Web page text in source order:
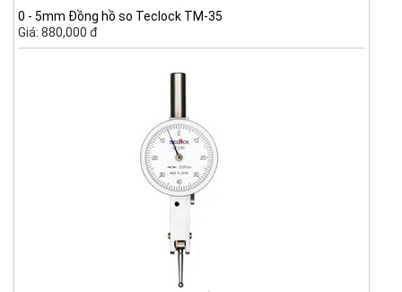
0 - 5mm Đồng hồ so Teclock TM-35
Giá: 880,000 đ